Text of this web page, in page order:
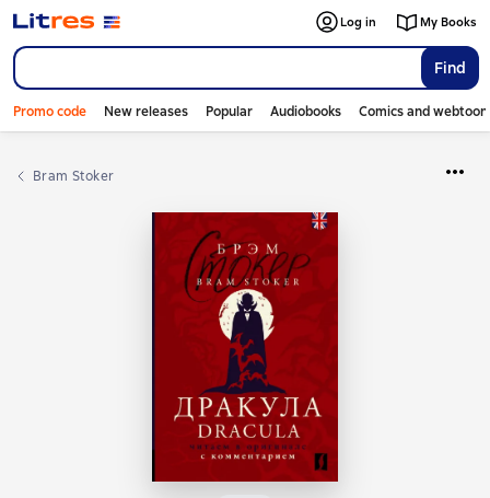
Find
Log in My Books
Promo code New releases Popular Audiobooks Comics and
Bram Stoker